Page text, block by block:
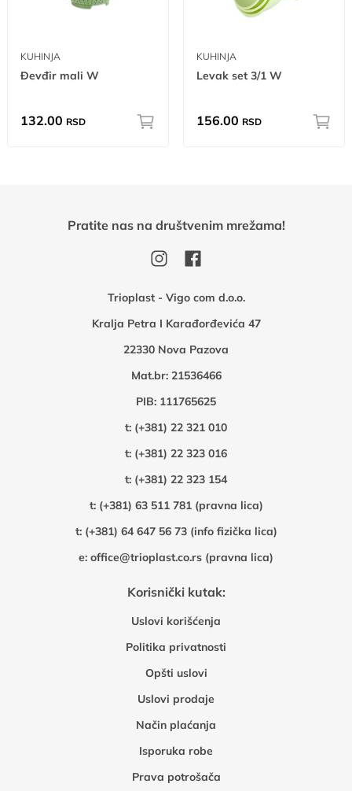
KUHINJA
Đevđir mali W
132.00 RSD
KUHINJA
Levak set 3/1 W
156.00 RSD
Trioplast - Vigo com d.o.o.
Kralja Petra I Karađorđevića 47
22330 Nova Pazova
Mat.br: 21536466
PIB: 111765625
t: (+381) 22 321 010
t: (+381) 22 323 016
t: (+381) 22 323 154
t: (+381) 63 511 781 (pravna lica)
t: (+381) 64 647 56 73 (info fizička lica)
e: office@trioplast.co.rs (pravna lica)
Korisnički kutak:
Uslovi korišćenja
Politika privatnosti
Opšti uslovi
Uslovi prodaje
Način plaćanja
Isporuka robe
Prava potrošača
Pratite nas na društvenim mrežama!